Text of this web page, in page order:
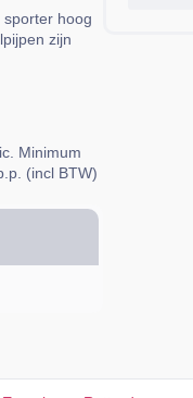
hoog
zijn
Minimum
(incl BTW)